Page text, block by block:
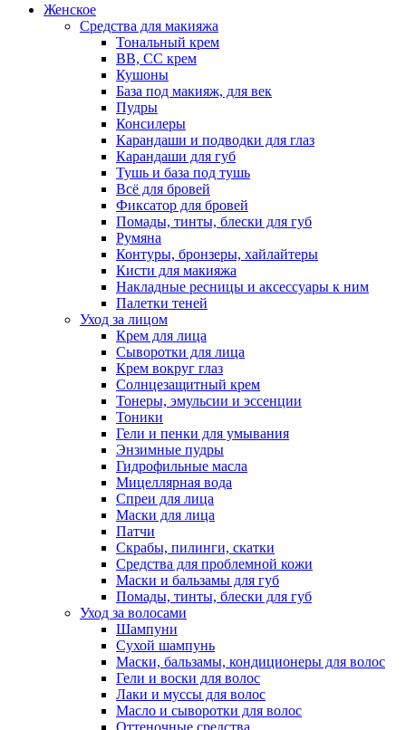
Женское
Средства для макияжа
Тональный крем
BB, CC крем
Кушоны
База под макияж, для век
Пудры
Консилеры
Карандаши и подводки для глаз
Карандаши для губ
Тушь и база под тушь
Всё для бровей
Фиксатор для бровей
Помады, тинты, блески для губ
Румяна
Контуры, бронзеры, хайлайтеры
Кисти для макияжа
Накладные ресницы и аксессуары к ним
Палетки теней
Уход за лицом
Крем для лица
Сыворотки для лица
Крем вокруг глаз
Солнцезащитный крем
Тонеры, эмульсии и эссенции
Тоники
Гели и пенки для умывания
Энзимные пудры
Гидрофильные масла
Мицеллярная вода
Спреи для лица
Маски для лица
Патчи
Скрабы, пилинги, скатки
Средства для проблемной кожи
Маски и бальзамы для губ
Помады, тинты, блески для губ
Уход за волосами
Шампуни
Сухой шампунь
Маски, бальзамы, кондиционеры для волос
Гели и воски для волос
Лаки и муссы для волос
Масло и сыворотки для волос
Оттеночные средства